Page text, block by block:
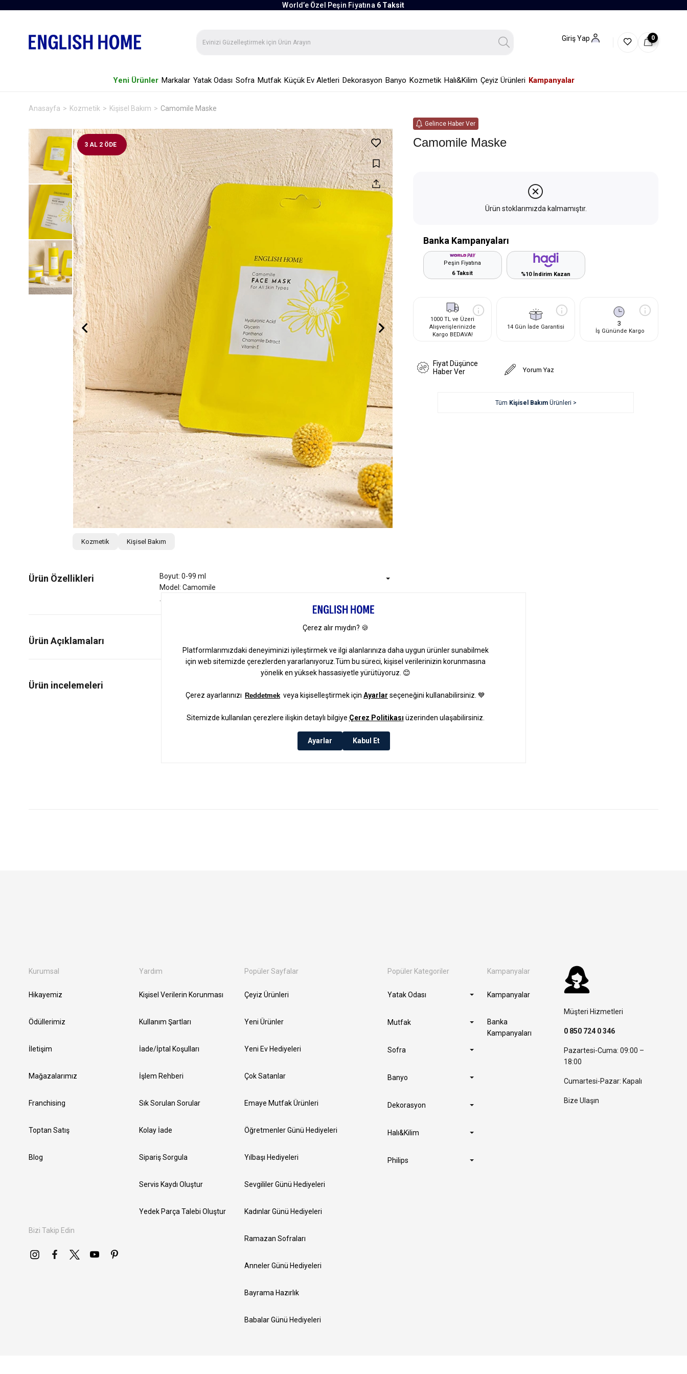
World’e Özel Peşin Fiyatına 6 Taksit
Giriş Yap 0
Yeni Ürünler Markalar Yatak Odası Sofra Mutfak Küçük Ev Aletleri Dekorasyon Banyo Kozmetik Halı&Kilim Çeyiz Ürünleri Kampanyalar
Anasayfa Kozmetik Kişisel Bakım Camomile Maske
3 AL 2 ÖDE
Kozmetik Kişisel Bakım
Ürün Özellikleri
Boyut: 0-99 ml
Model: Camomile
Ürün Açıklamaları
Gelince Haber Ver
Camomile Maske
Ürün stoklarımızda kalmamıştır.
Banka Kampanyaları
Peşin Fiyatına
6 Taksit
%10 İndirim Kazan
1000 TL ve Üzeri
Alışverişlerinizde
Kargo BEDAVA!
14 Gün İade Garantisi 3
İş Gününde Kargo
Fiyat Düşünce
Haber Ver
Yorum Yaz
Tüm Kişisel BakımÜrünleri >
Kurumsal
Hikayemiz
Ödüllerimiz
İletişim
Mağazalarımız
Franchising
Toptan Satış
Blog
Bizi Takip Edin
Yardım
Kişisel Verilerin Korunması
Kullanım Şartları
İade/İptal Koşulları
İşlem Rehberi
Sık Sorulan Sorular
Kolay İade
Sipariş Sorgula
Servis Kaydı Oluştur
Yedek Parça Talebi Oluştur
Popüler Sayfalar
Çeyiz Ürünleri
Yeni Ürünler
Yeni Ev Hediyeleri
Çok Satanlar
Emaye Mutfak Ürünleri
Öğretmenler Günü Hediyeleri
Yılbaşı Hediyeleri
Sevgililer Günü Hediyeleri
Kadınlar Günü Hediyeleri
Ramazan Sofraları
Anneler Günü Hediyeleri
Bayrama Hazırlık
Babalar Günü Hediyeleri
Popüler Kategoriler
Yatak Odası
Mutfak
Sofra
Banyo
Dekorasyon
Halı&Kilim
Philips
Kampanyalar
Kampanyalar
Banka
Kampanyaları
Müşteri Hizmetleri
0 850 724 0 346
Pazartesi-Cuma: 09:00 –
18:00
Cumartesi-Pazar: Kapalı
Bize Ulaşın